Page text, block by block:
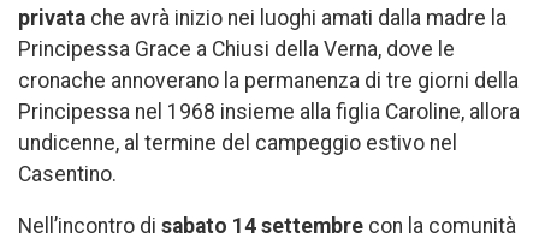
privata che avrà inizio nei luoghi amati dalla madre la
Principessa Grace a Chiusi della Verna, dove le
cronache annoverano la permanenza di tre giorni della
Principessa nel 1968 insieme alla figlia Caroline, allora
undicenne, al termine del campeggio estivo nel
Casentino.
Nell’incontro di sabato 14 settembre con la comunità